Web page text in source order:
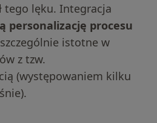
tego lęku. Integracja
personalizację procesu
istotne w
z tzw.
(występowaniem kilku